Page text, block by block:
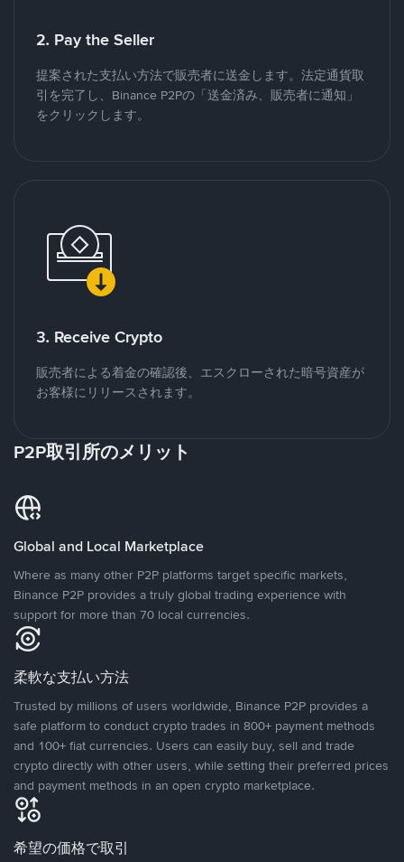
2. Pay the Seller
提案された支払い方法で販売者に送金します。法定通貨取
引を完了し、Binance P2Pの「送金済み、販売者に通知」
をクリックします。
3. Receive Crypto
販売者による着金の確認後、エスクローされた暗号資産が
お客様にリリースされます。
P2P取引所のメリット
Global and Local Marketplace
Where as many other P2P platforms target specific markets,
Binance P2P provides a truly global trading experience with
support for more than 70 local currencies.
柔軟な支払い方法
Trusted by millions of users worldwide, Binance P2P provides a
safe platform to conduct crypto trades in 800+ payment methods
and 100+ fiat currencies. Users can easily buy, sell and trade
crypto directly with other users, while setting their preferred prices
and payment methods in an open crypto marketplace.
希望の価格で取引